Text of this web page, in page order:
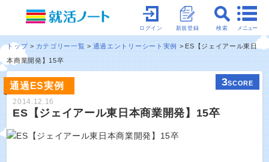
メニュー
検索
新規登録
ログイン
トップ カテゴリー一覧 通過エントリーシート実例
ES【ジェイアール東日
本商業開発】15卒
通過ES実例 3SCORE
2014.12.16
ES【ジェイアール東日本商業開発】15卒